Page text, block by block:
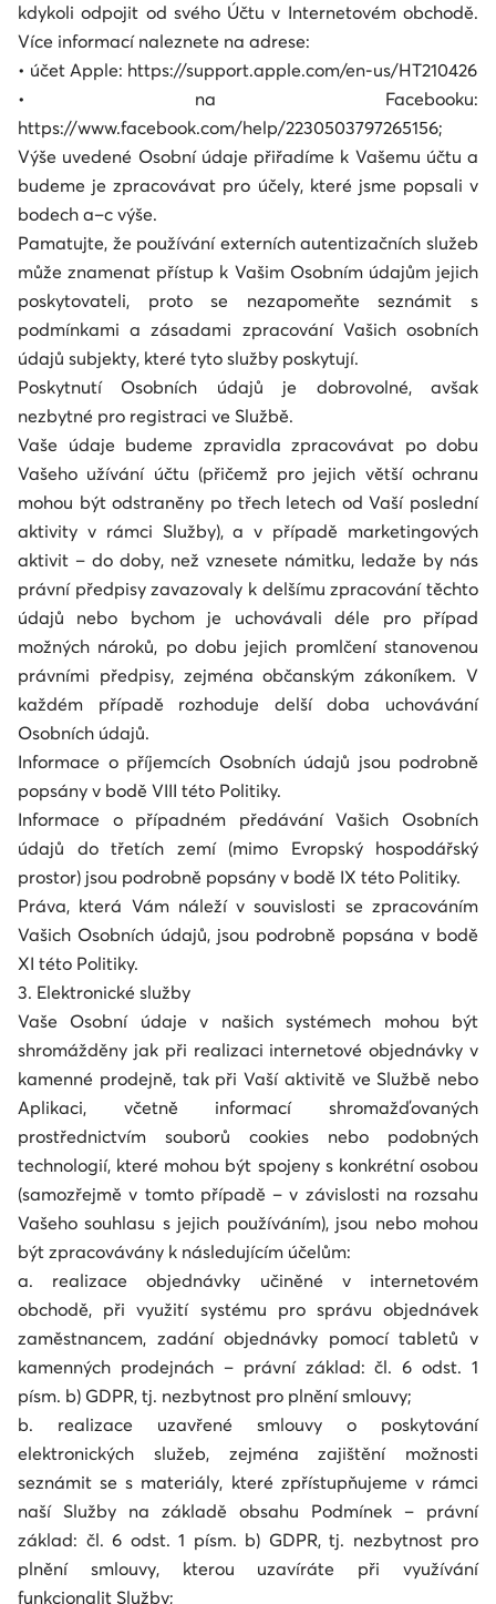
kdykoli odpojit od svého Účtu v Internetovém obchodě.
Více informací naleznete na adrese:
• účet Apple: https://support.apple.com/en-us/HT210426
• na Facebooku:
https://www.facebook.com/help/2230503797265156;
Výše uvedené Osobní údaje přiřadíme k Vašemu účtu a
budeme je zpracovávat pro účely, které jsme popsali v
bodech a–c výše.
Pamatujte, že používání externích autentizačních služeb
může znamenat přístup k Vašim Osobním údajům jejich
poskytovateli, proto se nezapomeňte seznámit s
podmínkami a zásadami zpracování Vašich osobních
údajů subjekty, které tyto služby poskytují.
Poskytnutí Osobních údajů je dobrovolné, avšak
nezbytné pro registraci ve Službě.
Vaše údaje budeme zpravidla zpracovávat po dobu
Vašeho užívání účtu (přičemž pro jejich větší ochranu
mohou být odstraněny po třech letech od Vaší poslední
aktivity v rámci Služby), a v případě marketingových
aktivit – do doby, než vznesete námitku, ledaže by nás
právní předpisy zavazovaly k delšímu zpracování těchto
údajů nebo bychom je uchovávali déle pro případ
možných nároků, po dobu jejich promlčení stanovenou
právními předpisy, zejména občanským zákoníkem. V
každém případě rozhoduje delší doba uchovávání
Osobních údajů.
Informace o příjemcích Osobních údajů jsou podrobně
popsány v bodě VIII této Politiky.
Informace o případném předávání Vašich Osobních
údajů do třetích zemí (mimo Evropský hospodářský
prostor) jsou podrobně popsány v bodě IX této Politiky.
Práva, která Vám náleží v souvislosti se zpracováním
Vašich Osobních údajů, jsou podrobně popsána v bodě
XI této Politiky.
3. Elektronické služby
Vaše Osobní údaje v našich systémech mohou být
shromážděny jak při realizaci internetové objednávky v
kamenné prodejně, tak při Vaší aktivitě ve Službě nebo
Aplikaci, včetně informací shromažďovaných
prostřednictvím souborů cookies nebo podobných
technologií, které mohou být spojeny s konkrétní osobou
(samozřejmě v tomto případě – v závislosti na rozsahu
Vašeho souhlasu s jejich používáním), jsou nebo mohou
být zpracovávány k následujícím účelům:
a. realizace objednávky učiněné v internetovém
obchodě, při využití systému pro správu objednávek
zaměstnancem, zadání objednávky pomocí tabletů v
kamenných prodejnách – právní základ: čl. 6 odst. 1
písm. b) GDPR, tj. nezbytnost pro plnění smlouvy;
b. realizace uzavřené smlouvy o poskytování
elektronických služeb, zejména zajištění možnosti
seznámit se s materiály, které zpřístupňujeme v rámci
naší Služby na základě obsahu Podmínek – právní
základ: čl. 6 odst. 1 písm. b) GDPR, tj. nezbytnost pro
plnění smlouvy, kterou uzavíráte při využívání
funkcionalit Služby;